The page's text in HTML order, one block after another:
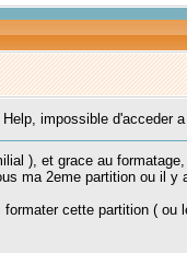
impossible d'acceder a
), et grace au
ma 2eme partition ou il
cette partition ( ou